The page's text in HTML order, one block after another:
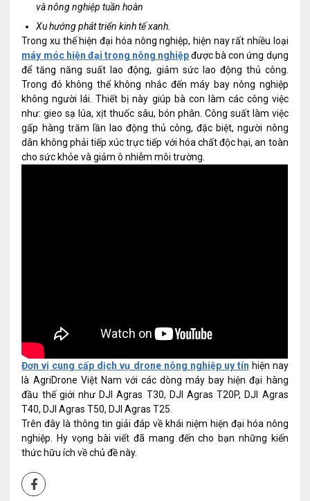
và nông nghiệp tuần hoàn
Xu hướng phát triển kinh tế xanh.
Trong xu thế hiện đại hóa nông nghiệp, hiện nay rất nhiều loại
máy móc hiện đại trong nông nghiệpđược bà con ứng dụng
để tăng năng suất lao động, giảm sức lao động thủ công.
Trong đó không thể không nhắc đến máy bay nông nghiệp
không người lái. Thiết bị này giúp bà con làm các công việc
như: gieo sạ lúa, xịt thuốc sâu, bón phân. Công suất làm việc
gấp hàng trăm lần lao động thủ công, đặc biệt, người nông
dân không phải tiếp xúc trực tiếp với hóa chất độc hại, an toàn
cho sức khỏe và giảm ô nhiễm môi trường.
Đơn vị cung cấp dịch vụ drone nông nghiệp uy tín hiện nay
là AgriDrone Việt Nam với các dòng máy bay hiện đại hàng
đầu thế giới như DJI Agras T30, DJI Agras T20P, DJI Agras
T40, DJI Agras T50, DJI Agras T25.
Trên đây là thông tin giải đáp về khái niệm hiện đại hóa nông
nghiệp. Hy vọng bài viết đã mang đến cho bạn những kiến
thức hữu ích về chủ đề này.